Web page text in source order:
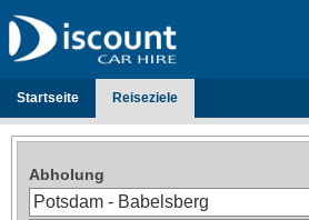
Startseite Reiseziele
Abholung